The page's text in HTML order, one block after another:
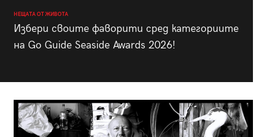
НЕЩАТА ОТ ЖИВОТА
Избери своите фаворити сред категориите
на Go Guide Seaside Awards 2026!